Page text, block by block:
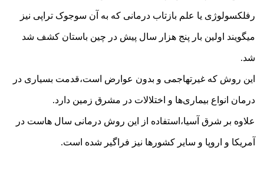
رفلکسولوژی یا علم بازتاب درمانی که به آن سوجوک تراپی نیز
میگویند اولین بار پنج هزار سال پیش در چین باستان کشف شد
شد.
این روش که غیرتهاجمی و بدون عوارض است،قدمت بسیاری در
درمان انواع بیماری‌ها و اختلالات در مشرق زمین دارد.
علاوه بر شرق آسیا،استفاده از این روش درمانی سال هاست در
آمریکا و اروپا و سایر کشورها نیز فراگیر شده است.